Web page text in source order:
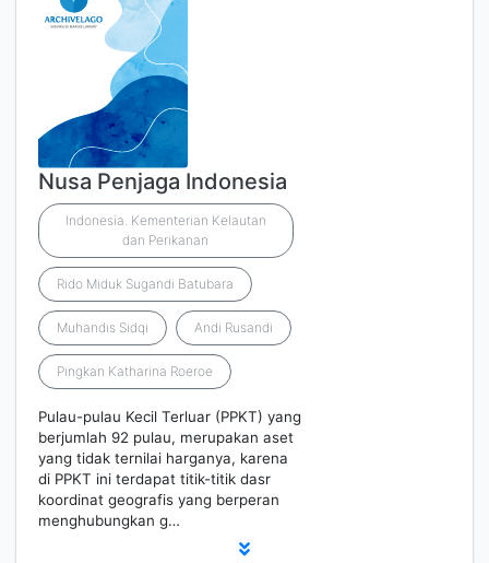
Nusa Penjaga Indonesia
Indonesia. Kementerian Kelautan
dan Perikanan
Rido Miduk Sugandi Batubara
Muhandis Sidqi Andi Rusandi
Pingkan Katharina Roeroe
Pulau-pulau Kecil Terluar (PPKT) yang
berjumlah 92 pulau, merupakan aset
yang tidak ternilai harganya, karena
di PPKT ini terdapat titik-titik dasr
koordinat geografis yang berperan
menghubungkan g…